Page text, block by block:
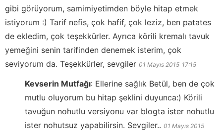
gibi görüyorum, samimiyetimden böyle hitap etmek
istiyorum :) Tarif nefis, çok hafif, çok leziz, ben patates
de ekledim, çok teşekkürler. Ayrıca körili kremalı tavuk
yemeğini senin tarifinden denemek isterim, çok
seviyorum da. Teşekkürler, sevgiler 01 Mayıs 2015 17:15
Kevserin Mutfağı: Ellerine sağlık Betül, ben de çok
mutlu oluyorum bu hitap şeklini duyunca:) Körili
tavuğun nohutlu versiyonu var blogta ister nohutlu
ister nohutsuz yapabilirsin. Sevgiler.. 01 Mayıs 2015